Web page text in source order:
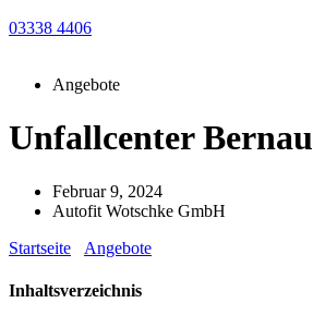
03338 4406
Angebote
Unfallcenter Bernau
Februar 9, 2024
Autofit Wotschke GmbH
Startseite
Angebote
Inhaltsverzeichnis